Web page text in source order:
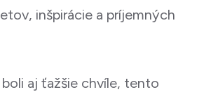
inšpirácie a príjemných
aj ťažšie chvíle, tento